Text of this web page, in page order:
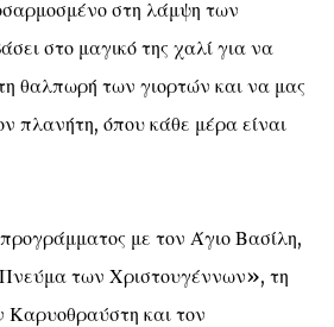
στη λάμψη των
στο μαγικό της χαλί για να
θαλπωρή των γιορτών και να μας
πλανήτη, όπου κάθε μέρα είναι
με τον Άγιο Βασίλη,
των Χριστουγέννων», τη
και τον